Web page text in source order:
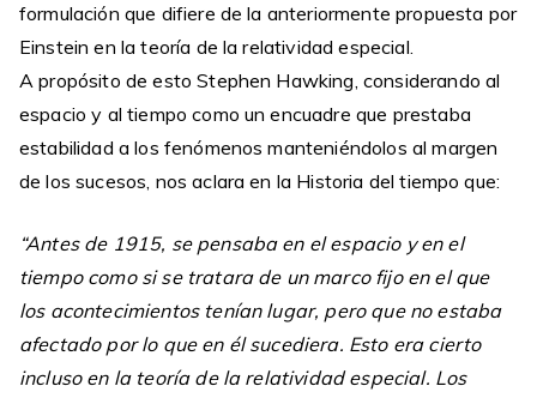
formulación que difiere de la anteriormente propuesta por
Einstein en la teoría de la relatividad especial.
A propósito de esto Stephen Hawking, considerando al
espacio y al tiempo como un encuadre que prestaba
estabilidad a los fenómenos manteniéndolos al margen
de los sucesos, nos aclara en la Historia del tiempo que:
“Antes de 1915, se pensaba en el espacio y en el
tiempo como si se tratara de un marco fijo en el que
los acontecimientos tenían lugar, pero que no estaba
afectado por lo que en él sucediera. Esto era cierto
incluso en la teoría de la relatividad especial. Los